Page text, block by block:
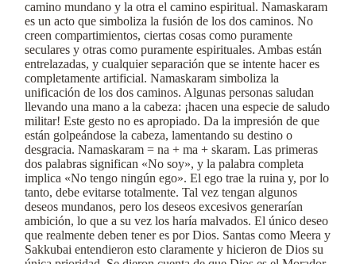
camino mundano y la otra el camino espiritual. Namaskaram
es un acto que simboliza la fusión de los dos caminos. No
creen compartimientos, ciertas cosas como puramente
seculares y otras como puramente espirituales. Ambas están
entrelazadas, y cualquier separación que se intente hacer es
completamente artificial. Namaskaram simboliza la
unificación de los dos caminos. Algunas personas saludan
llevando una mano a la cabeza: ¡hacen una especie de saludo
militar! Este gesto no es apropiado. Da la impresión de que
están golpeándose la cabeza, lamentando su destino o
desgracia. Namaskaram = na + ma + skaram. Las primeras
dos palabras significan «No soy», y la palabra completa
implica «No tengo ningún ego». El ego trae la ruina y, por lo
tanto, debe evitarse totalmente. Tal vez tengan algunos
deseos mundanos, pero los deseos excesivos generarían
ambición, lo que a su vez los haría malvados. El único deseo
que realmente deben tener es por Dios. Santas como Meera y
Sakkubai entendieron esto claramente y hicieron de Dios su